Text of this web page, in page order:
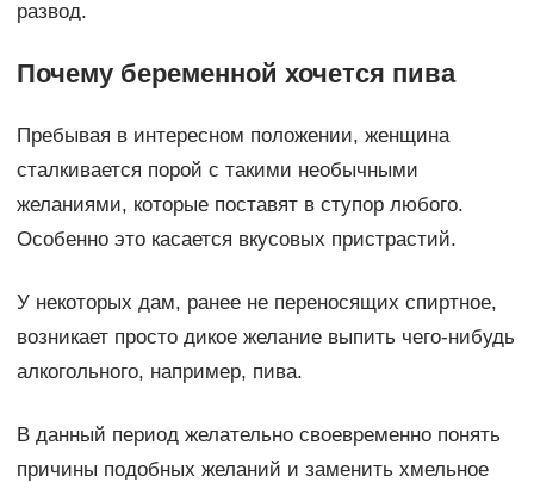
развод.
Почему беременной хочется пива
Пребывая в интересном положении, женщина
сталкивается порой с такими необычными
желаниями, которые поставят в ступор любого.
Особенно это касается вкусовых пристрастий.
У некоторых дам, ранее не переносящих спиртное,
возникает просто дикое желание выпить чего-нибудь
алкогольного, например, пива.
В данный период желательно своевременно понять
причины подобных желаний и заменить хмельное